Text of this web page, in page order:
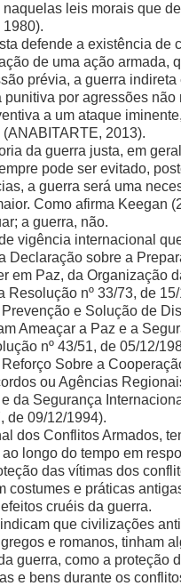
leis morais que
defende a existência de
de uma ação armada,
prévia, a guerra indireta
punitiva por agressões não
a um ataque
2013).
da guerra justa, em
pode ser evitado,
a guerra será uma
Como afirma Keegan
a guerra, não.
vigência internacional
Declaração sobre a
em Paz, da Organização
Resolução nº 33/73, de
e Solução de
Ameaçar a Paz e a
nº 43/51, de 05/12/
Sobre a
ou Agências
da Segurança
de 09/12/1994).
dos Conflitos Armados,
longo do tempo em
das vítimas dos
costumes e práticas
cruéis da guerra.
que civilizações
e romanos, tinham
guerra, como a proteção
e bens durante os